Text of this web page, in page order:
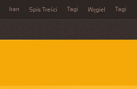
Iran Spis Treści Tagi Węgiel Tagi